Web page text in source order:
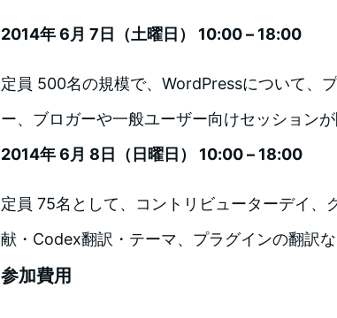
2014年 6月 7日（土曜日） 10:00 – 18:00
定員 500名の規模で、WordPressについて、
ー、ブロガーや一般ユーザー向けセッションが
2014年 6月 8日（日曜日） 10:00 – 18:00
定員 75名として、コントリビューターデイ、
献・Codex翻訳・テーマ、プラグインの翻訳な
参加費用